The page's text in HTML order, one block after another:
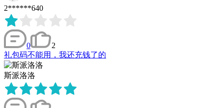
2******640
0
2
礼包码不能用，我还充钱了的
斯派洛洛